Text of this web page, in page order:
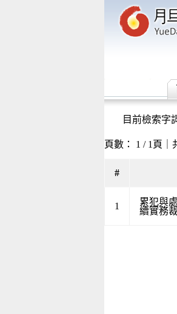
目前檢索字
頁數： 1 / 1頁｜
#
1
累犯與
續實務